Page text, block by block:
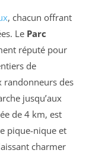
, chacun offrant
Le Parc
réputé pour
de
randonneurs des
jusqu’aux
de 4 km, est
pique-nique et
charmer